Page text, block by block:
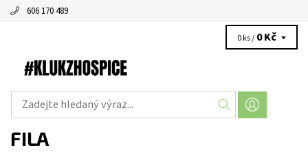
606 170 489
0 ks / 0 Kč
FILA